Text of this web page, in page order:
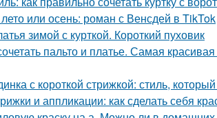
или осень: роман с Венсдей в TikTok
зимой с курткой. Короткий пуховик
пальто и платье. Самая
с короткой стрижкой: стиль,
и аппликации: как сделать себя